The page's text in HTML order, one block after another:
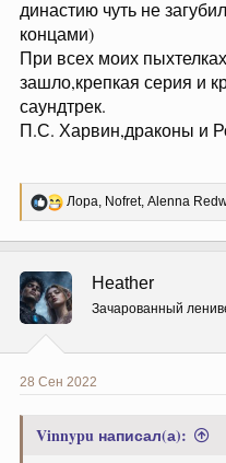
династию чуть не
концами)
При всех моих
зашло,крепкая серия и
саундтрек.
П.С. Харвин,драконы и
Р
е
ц
и
и
:
Лора, Nofret, Alenna
Heather
Зачарованный
28 Сен 2022
Vinnypu написал(а):